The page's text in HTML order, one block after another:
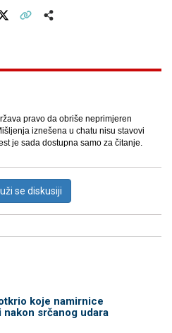
pravo da obriše neprimjeren
iznešena u chatu nisu stavovi
je sada dostupna samo za čitanje.
se diskusiji
koje namirnice
nakon srčanog udara